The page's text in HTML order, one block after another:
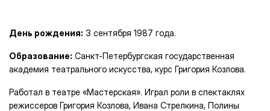
День рождения: 3 сентября 1987 года.
Образование: Санкт-Петербургская государственная
академия театрального искусства, курс Григория Козлова.
Работал в театре «Мастерская». Играл роли в спектаклях
режиссеров Григория Козлова, Ивана Стрелкина, Полины